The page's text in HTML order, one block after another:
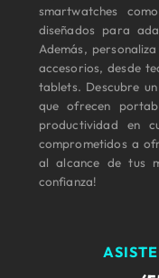
smartwatches
diseñados para
Además,
accesorios, desde
tablets. Descubre
que ofrecen
productividad en
comprometidos a
al alcance de tus
confianza!